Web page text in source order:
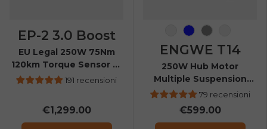
EP-2 3.0 Boost
EU Legal 250W 75Nm
120km Torque Sensor E-
Bike191 recensioni
€1,299.00
Arancia
Blu GrigioBianco
ENGWE T14
250W Hub Motor
Multiple Suspension
Folding Electric Mini
Bike
79 recensioni
€599.00